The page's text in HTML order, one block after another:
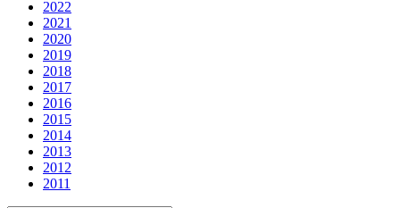
2022
2021
2020
2019
2018
2017
2016
2015
2014
2013
2012
2011